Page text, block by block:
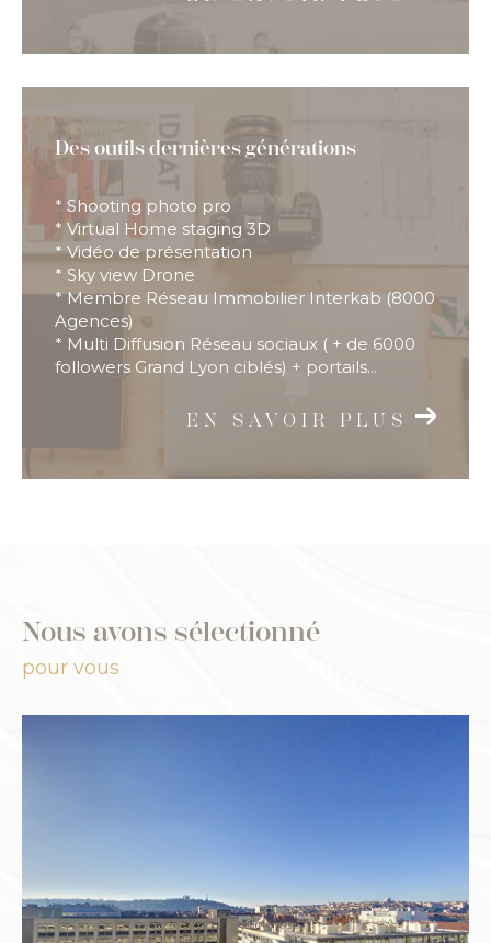
Des outils dernières générations
* Shooting photo pro
* Virtual Home staging 3D
* Vidéo de présentation
* Sky view Drone
* Membre Réseau Immobilier Interkab (8000
Agences)
* Multi Diffusion Réseau sociaux ( + de 6000
followers Grand Lyon ciblés) + portails...
EN SAVOIR PLUS
Nous avons sélectionné
pour vous